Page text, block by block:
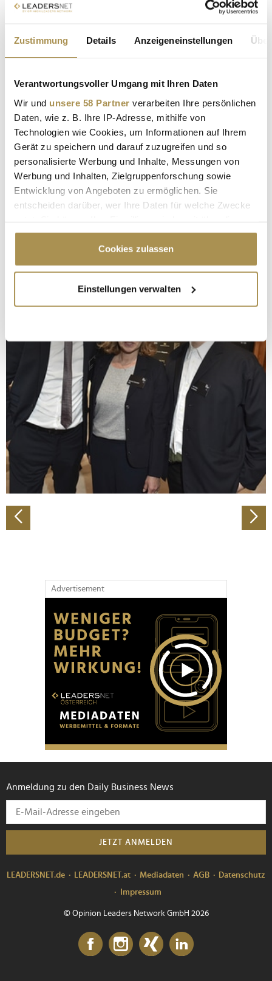
Zustimmung Details Anzeigeneinstellungen
Verantwortungsvoller Umgang mit Ihren Daten
Wir und unsere 58 Partner verarbeiten Ihre persönlichen
Daten, wie z. B. Ihre IP-Adresse, mithilfe von
Technologien wie Cookies, um Informationen auf Ihrem
Gerät zu speichern und darauf zuzugreifen und so
personalisierte Werbung und Inhalte, Messungen von
Werbung und Inhalten, Zielgruppenforschung sowie
Entwicklung von Angeboten zu ermöglichen. Sie
entscheiden darüber, wer Ihre Daten für welche Zwecke
Cookie-Erklärung oder durch Klicken auf das Privacy
Trigger Symbol ändern oder widerrufen
Informationen über Ihre geografische Lage
erfassen, welche bis auf einige Meter genau sein
bestimmten Merkmalen (Fingerprinting) identifizieren
Erfahren Sie mehr darüber, wie Ihre persönlichen Daten
verarbeitet werden, und legen Sie Ihre Präferenzen im
Abschnitt Einzelheiten
fest.
Wir verwenden Cookies, um Inhalte und Anzeigen zu
personalisieren, Funktionen für soziale Medien anbieten
zu können und die Zugriffe auf unsere Website zu
analysieren. Außerdem geben wir Informationen zu Ihrer
Verwendung unserer Website an unsere Partner für
Partner führen diese Informationen möglicherweise mit
weiteren Daten zusammen, die Sie ihnen bereitgestellt
Cookies zulassen
Einstellungen verwalten
Advertisement
Anmeldung zu den Daily Business News
JETZT ANMELDEN
LEADERSNET.de LEADERSNET.at Mediadaten AGB
Datenschutz
Impressum
© Opinion Leaders Network GmbH 2026